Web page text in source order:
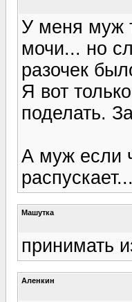
У меня муж
мочи... но
разочек
Я вот
поделать.
А муж если
Машутка
принимать
Аленкин